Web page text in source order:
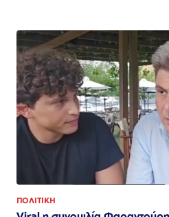
ΠΟΛΙΤΙΚΗ